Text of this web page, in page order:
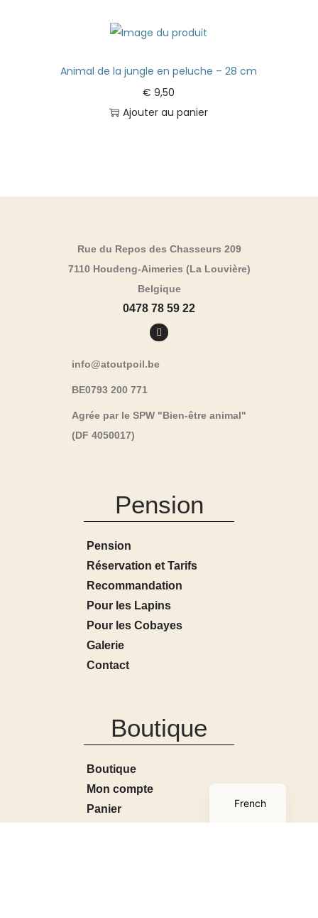
Animal de la jungle en peluche – 28 cm
€ 9,50
Ajouter au panier
Rue du Repos des Chasseurs 209
7110 Houdeng-Aimeries (La Louvière)
Belgique
0478 78 59 22
info@atoutpoil.be
BE0793 200 771
Agrée par le SPW "Bien-être animal"
(DF 4050017)
Pension
Pension
Réservation et Tarifs
Recommandation
Pour les Lapins
Pour les Cobayes
Galerie
Contact
Boutique
Boutique
Mon compte
Panier
French